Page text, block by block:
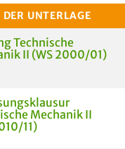
UNTERLAGE
Technische
II (WS 2000/01)
Mechanik II
11)